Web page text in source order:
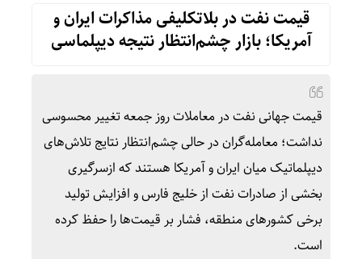
قیمت نفت در بلاتکلیفی مذاکرات ایران و
آمریکا؛ بازار چشم‌انتظار نتیجه دیپلماسی
قیمت جهانی نفت در معاملات روز جمعه تغییر محسوسی
نداشت؛ معامله‌گران در حالی چشم‌انتظار نتایج تلاش‌های
دیپلماتیک میان ایران و آمریکا هستند که ازسرگیری
بخشی از صادرات نفت از خلیج فارس و افزایش تولید
برخی کشورهای منطقه، فشار بر قیمت‌ها را حفظ کرده
است.